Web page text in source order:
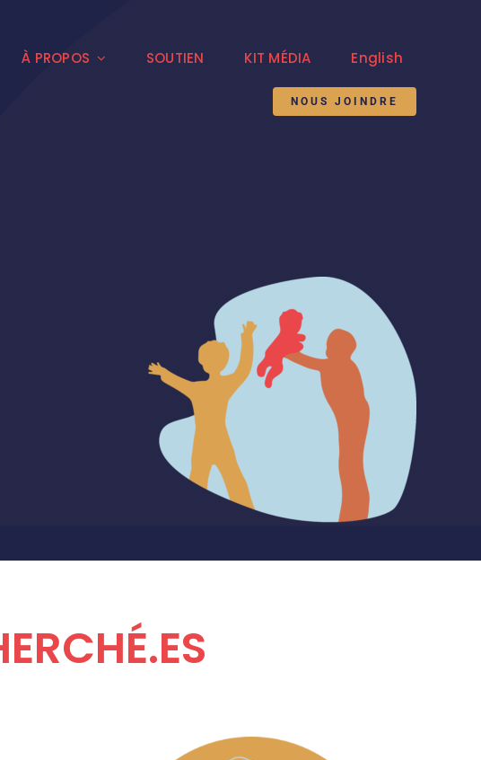
À PROPOS SOUTIEN KIT MÉDIA English
NOUS JOINDRE